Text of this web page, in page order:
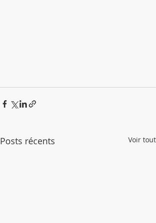
Posts récents Voir tout